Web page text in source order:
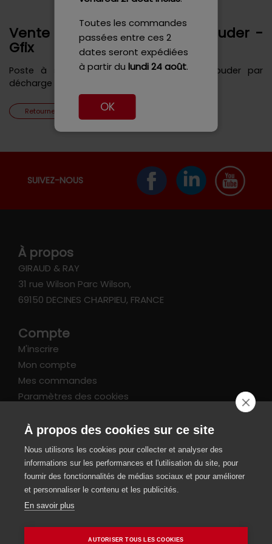
À propos des cookies sur ce site
Nous utilisons les cookies pour collecter et analyser des
informations sur les performances et l'utilisation du site, pour
fournir des fonctionnalités de médias sociaux et pour améliorer
et personnaliser le contenu et les publicités.
En savoir plus
AUTORISER TOUS LES COOKIES
Toutes les commandes
passées entre ces 2
dates seront expédiées
à partir du lundi 24 août.
OK
Vente en ligne de poste à souder -
Gfix
Poste à souder automatiques, poste à souder par
décharge de condensateurs
Retourner aux produits
SUIVEZ-NOUS
À propos
GIRAUD & RAY
31 rue Wilson Parc Wilson,
69150 DECINES CHARPIEU, FRANCE
Compte
M'inscrire
Mon compte
Mes commandes
Paramètres des cookies
Informations
FAQ
Livraison et retours
CGV / Mentions légales
Paiement sécurisé
SIRET 49343220700022